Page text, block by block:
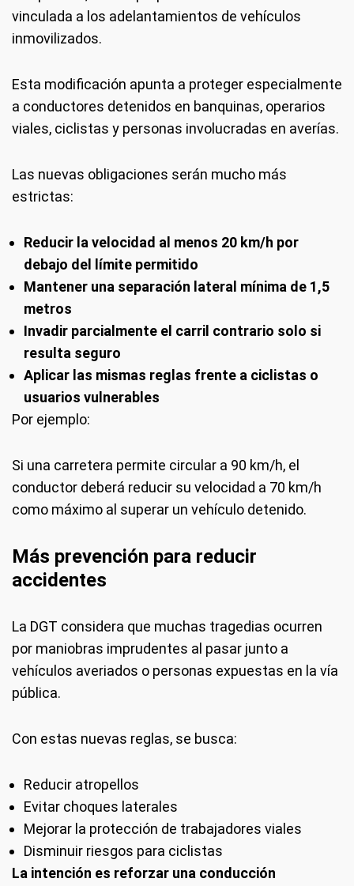
vinculada a los adelantamientos de vehículos
inmovilizados.
Esta modificación apunta a proteger especialmente
a conductores detenidos en banquinas, operarios
viales, ciclistas y personas involucradas en averías.
Las nuevas obligaciones serán mucho más
estrictas:
Reducir la velocidad al menos 20 km/h por
debajo del límite permitido
Mantener una separación lateral mínima de 1,5
metros
Invadir parcialmente el carril contrario solo si
resulta seguro
Aplicar las mismas reglas frente a ciclistas o
usuarios vulnerables
Por ejemplo:
Si una carretera permite circular a 90 km/h, el
conductor deberá reducir su velocidad a 70 km/h
como máximo al superar un vehículo detenido.
Más prevención para reducir
accidentes
La DGT considera que muchas tragedias ocurren
por maniobras imprudentes al pasar junto a
vehículos averiados o personas expuestas en la vía
pública.
Con estas nuevas reglas, se busca:
Reducir atropellos
Evitar choques laterales
Mejorar la protección de trabajadores viales
Disminuir riesgos para ciclistas
La intención es reforzar una conducción